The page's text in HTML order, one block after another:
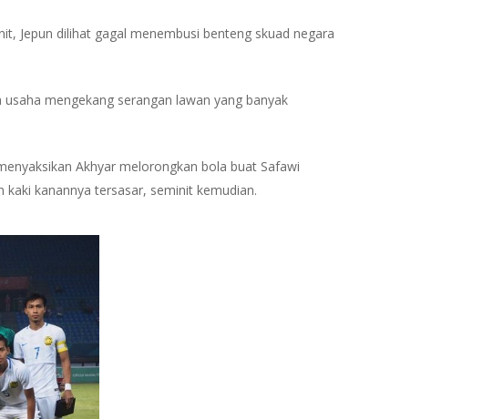
Jepun dilihat gagal menembusi benteng skuad negara
mengekang serangan lawan yang banyak
Akhyar melorongkan bola buat Safawi
kanannya tersasar, seminit kemudian.